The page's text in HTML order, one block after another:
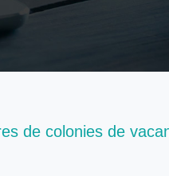
de colonies de